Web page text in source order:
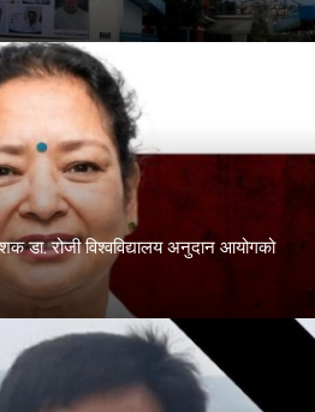
डा. रोजी विश्वविद्यालय अनुदान आयोगको